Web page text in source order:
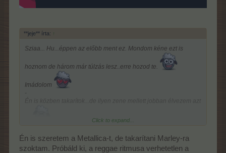
**jeje** írta: ↑
Sziaa... Hu...éppen az előbb ment ez. Mondom kéne ezt is
hoznom de három már túlzás lesz..erre hozod te.
Imádolom
-
Én is közben takarítok...de ilyen zene mellett jobban élvezem azt
Click to expand...
Én is szeretem a Metallica-t, de takarítani Marley-ra
szoktam. Próbáld ki, a reggae ritmusa verhetetlen a